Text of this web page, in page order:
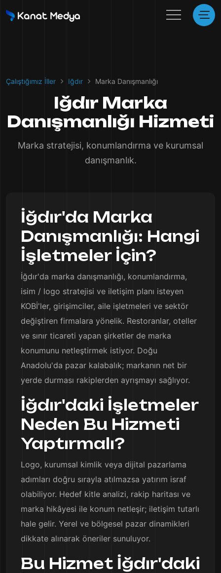
Çalıştığımız İller Iğdır Marka Danışmanlığı
Iğdır Marka
Danışmanlığı Hizmeti
Marka stratejisi, konumlandırma ve kurumsal
danışmanlık.
İğdır'da Marka
Danışmanlığı: Hangi
İşletmeler İçin?
İğdır'da marka danışmanlığı, konumlandırma,
isim / logo stratejisi ve iletişim planı isteyen
KOBİ'ler, girişimciler, aile işletmeleri ve sektör
değiştiren firmalara yönelik. Restoranlar, oteller
ve sınır ticareti yapan şirketler de marka
konumunu netleştirmek istiyor. Doğu
Anadolu'da pazar kalabalık; markanın net bir
yerde durması rakiplerden ayrışmayı sağlıyor.
İğdır'daki İşletmeler
Neden Bu Hizmeti
Yaptırmalı?
Logo, kurumsal kimlik veya dijital pazarlama
adımları doğru sırayla atılmazsa yatırım israf
olabiliyor. Hedef kitle analizi, rakip haritası ve
marka hikâyesi ile konum netleşir; iletişim tutarlı
hale gelir. Yerel ve bölgesel pazar dinamikleri
dikkate alınarak öneriler sunuluyor.
Bu Hizmet İğdır'daki